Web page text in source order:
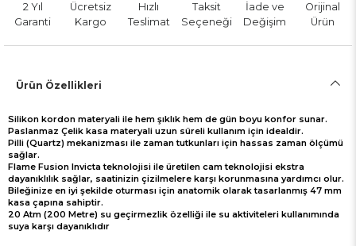
2 Yıl
Garanti
Ücretsiz
Kargo
Hızlı
Teslimat
Taksit
Seçeneği
İade ve
Değişim
Orijinal
Ürün
Ürün Özellikleri
Silikon kordon materyali ile hem şıklık hem de gün boyu konfor sunar.
Paslanmaz Çelik kasa materyali uzun süreli kullanım için idealdir.
Pilli (Quartz) mekanizması ile zaman tutkunları için hassas zaman ölçümü
sağlar.
Flame Fusion Invicta teknolojisi ile üretilen cam teknolojisi ekstra
dayanıklılık sağlar, saatinizin çizilmelere karşı korunmasına yardımcı olur.
Bileğinize en iyi şekilde oturması için anatomik olarak tasarlanmış 47 mm
kasa çapına sahiptir.
20 Atm (200 Metre) su geçirmezlik özelliği ile su aktiviteleri kullanımında
suya karşı dayanıklıdır